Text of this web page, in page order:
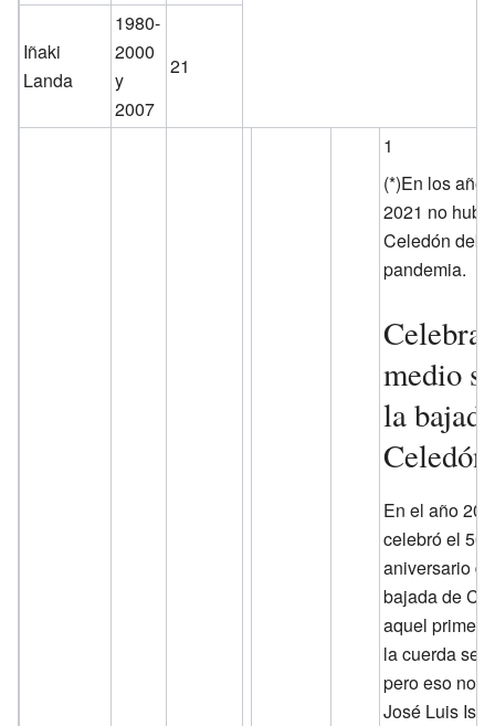
Iñaki
Landa
1980-
2000
y
2007
21
1
(*)En los
2021 no
Celedón
pandemia.
medio
la
Celedón
En el año
celebró el
aniversario
bajada de
aquel primer
la cuerda se
pero eso no
José Luis